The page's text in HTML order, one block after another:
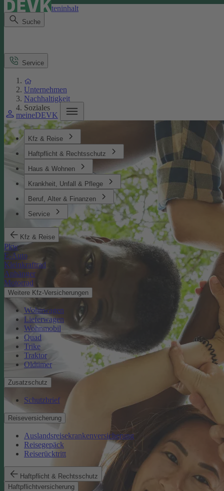
Direkt zum Seiteninhalt
Suche
meineDEVK
Kfz & Reise
Haftpflicht & Rechtsschutz
Haus & Wohnen
Krankheit, Unfall & Pflege
Beruf, Alter & Finanzen
Service
Kfz & Reise
Pkw
E-Auto
Kleinkraftrad
Anhänger
Motorrad
Weitere Kfz-Versicherungen
Wohnwagen
Lieferwagen
Wohnmobil
Quad
Trike
Traktor
Oldtimer
Zusatzschutz
Schutzbrief
Reiseversicherung
Auslandsreisekrankenversicherung
Reisegepäck
Reiserücktritt
Haftpflicht & Rechtsschutz
Haftpflichtversicherung
Service
Unternehmen
Nachhaltigkeit
Soziales